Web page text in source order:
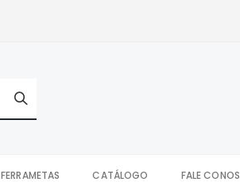
FERRAMETAS CATÁLOGO FALE